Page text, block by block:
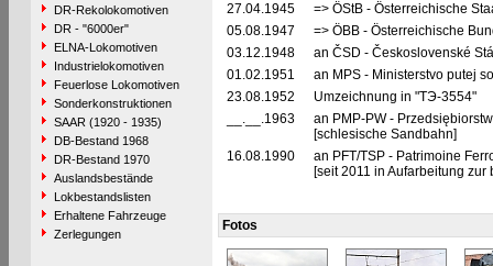
DR-Rekolokomotiven
DR - "6000er"
ELNA-Lokomotiven
Industrielokomotiven
Feuerlose Lokomotiven
Sonderkonstruktionen
SAAR (1920 - 1935)
DB-Bestand 1968
DR-Bestand 1970
Auslandsbestände
Lokbestandslisten
Erhaltene Fahrzeuge
Zerlegungen
27.04.1945
=> ÖStB - Österreichische
05.08.1947
=> ÖBB - Österreichische
03.12.1948
an ČSD - Československé
01.02.1951
an MPS - Ministerstvo putej
23.08.1952
Umzeichnung in "TЭ-3554"
__.__.1963
an PMP-PW -
[schlesische Sandbahn]
16.08.1990
an PFT/TSP - Patrimoine
[seit 2011 in Aufarbeitung
Fotos